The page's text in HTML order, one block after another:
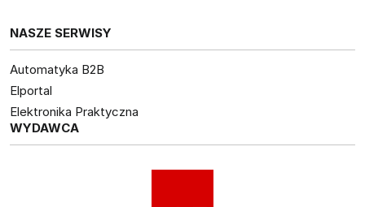
NASZE SERWISY
Automatyka B2B
Elportal
Elektronika Praktyczna
WYDAWCA